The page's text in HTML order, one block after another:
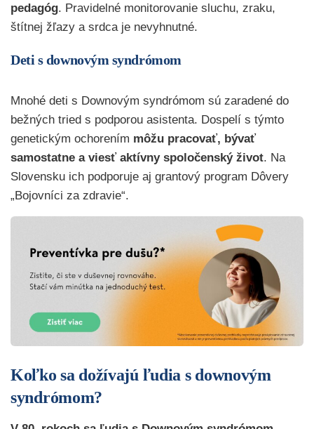
pedagóg. Pravidelné monitorovanie sluchu, zraku,
štítnej žľazy a srdca je nevyhnutné.
Deti s downovým syndrómom
Mnohé deti s Downovým syndrómom sú zaradené do
bežných tried s podporou asistenta. Dospelí s týmto
genetickým ochorením môžu pracovať, bývať
samostatne a viesť aktívny spoločenský život. Na
Slovensku ich podporuje aj grantový program Dôvery
„Bojovníci za zdravie“.
Koľko sa dožívajú ľudia s downovým
syndrómom?